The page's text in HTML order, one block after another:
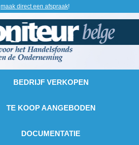
maak direct een afspraak!
BEDRIJF VERKOPEN
TE KOOP AANGEBODEN
DOCUMENTATIE